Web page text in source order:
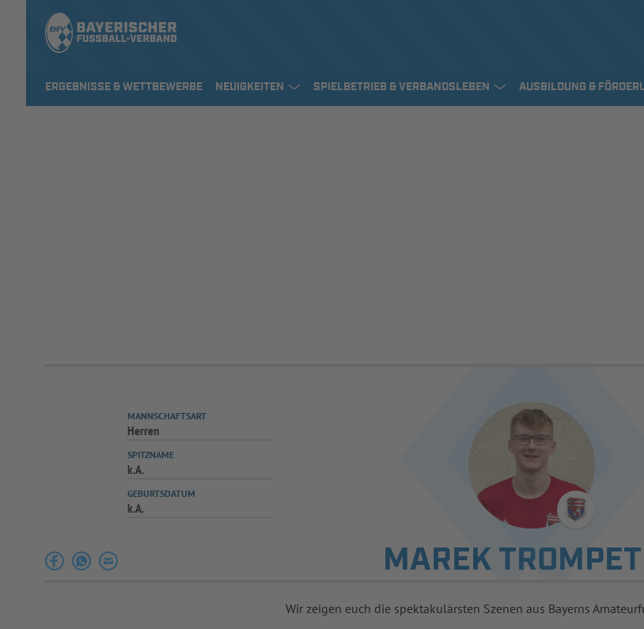
ERGEBNISSE & WETTBEWERBE NEUIGKEITEN SPIELBETRIEB & VERBANDSLEBEN AUSBILDUNG &
MAREK
MANNSCHAFTSART
Herren
SPITZNAME
k.A.
GEBURTSDATUM
k.A.
Wir zeigen euch die spektakulärsten Szenen aus Bayerns